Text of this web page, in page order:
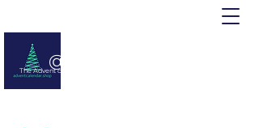
@ adventcalendar.shop
The Advent calendar is a calendar waiting for Christmas or New Year.